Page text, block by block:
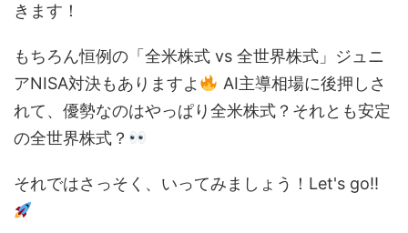
きます！
もちろん恒例の「全米株式 vs 全世界株式」ジュニ
アNISA対決もありますよ
AI主導相場に後押しさ
れて、優勢なのはやっぱり全米株式？それとも安定
の全世界株式？
それではさっそく、いってみましょう！Let's go!!